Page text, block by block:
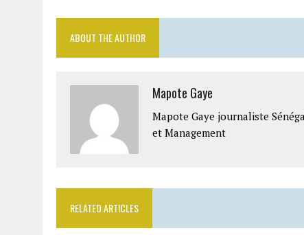
ABOUT THE AUTHOR
Mapote Gaye
Mapote Gaye journaliste
et Management
RELATED ARTICLES